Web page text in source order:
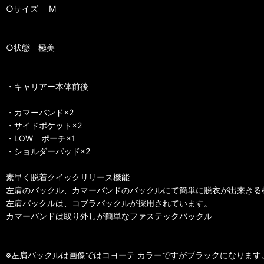
○サイズ M
○状態 極美
・キャリアー本体前後
・カマーバンド×2
・サイドポケット×2
・LOW ポーチ×1
・ショルダーパッド×2
素早く脱着クイックリリース機能
左肩のバックル、カマーバンドのバックルにて簡単に脱衣が出来きる
左肩バックルは、コブラバックルが採用されています。
カマーバンドは取り外しが簡単なファステックバックル
※左肩バックルは画像ではコヨーテ カラーですがブラックになります